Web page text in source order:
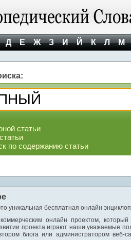
Д Е Ж З И Й К Л М
статьи
по содержанию статьи
уникальная бесплатная онлайн
онлайн проектом,
проекта играют наши уважаемые
блога или администратором